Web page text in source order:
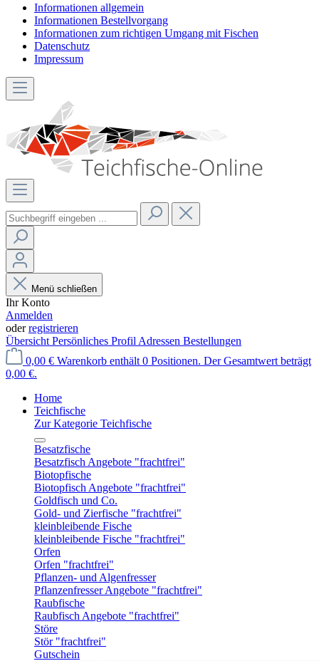
Informationen allgemein
Informationen Bestellvorgang
Informationen zum richtigen Umgang mit Fischen
Datenschutz
Impressum
Menü schließen
Ihr Konto
Anmelden
oderregistrieren
Übersicht Persönliches Profil Adressen Bestellungen
0,00 € Warenkorb enthält 0 Positionen. Der Gesamtwert beträgt
0,00 €.
Home
Teichfische
Zur Kategorie Teichfische
Besatzfische
Besatzfisch Angebote "frachtfrei"
Biotopfische
Biotopfisch Angebote "frachtfrei"
Goldfisch und Co.
Gold- und Zierfische "frachtfrei"
kleinbleibende Fische
kleinbleibende Fische "frachtfrei"
Orfen
Orfen "frachtfrei"
Pflanzen- und Algenfresser
Pflanzenfresser Angebote "frachtfrei"
Raubfische
Raubfisch Angebote "frachtfrei"
Störe
Stör "frachtfrei"
Gutschein